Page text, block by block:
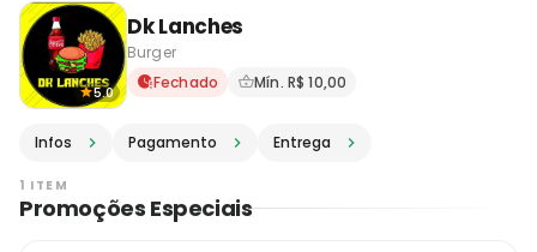
5.0
Dk Lanches
Burger
Delivery em Santos
Fechado Mín. R$ 10,00
Infos Pagamento Entrega
1 ITEM
Promoções Especiais